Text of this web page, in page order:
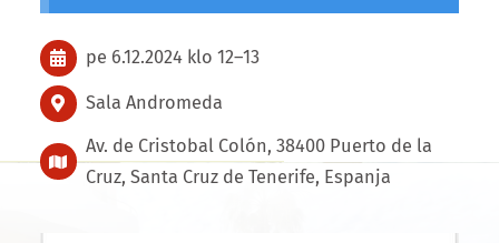
pe 6.12.2024 klo 12–13
Sala Andromeda
Av. de Cristobal Colón, 38400 Puerto de la
Cruz, Santa Cruz de Tenerife, Espanja